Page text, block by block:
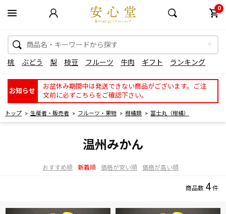
0
桃 ぶどう 梨 枝豆 フルーツ 牛肉 ギフト ランキング
お知らせ
お盆休み期間中は発送できない商品がございます。ご注
文前に必ずこちらをご確認下さい。
トップ 生産者・販売者 フルーツ・果物 柑橘類 冨士丸（柑橘）
温州みかん
おすすめ順 新着順 価格が安い順 価格が高い順
4